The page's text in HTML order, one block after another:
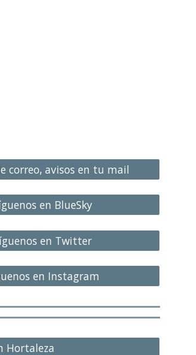
correo, avisos en tu mail
en BlueSky
en Twitter
en Instagram
Hortaleza